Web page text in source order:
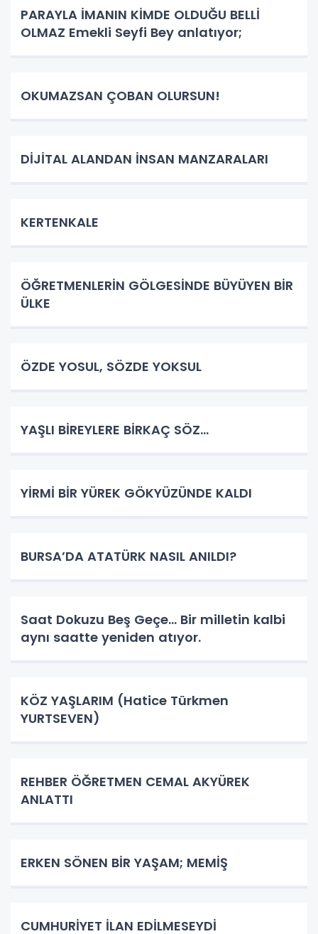
PARAYLA İMANIN KİMDE OLDUĞU BELLİ
OLMAZ Emekli Seyfi Bey anlatıyor;
OKUMAZSAN ÇOBAN OLURSUN!
DİJİTAL ALANDAN İNSAN MANZARALARI
KERTENKALE
ÖĞRETMENLERİN GÖLGESİNDE BÜYÜYEN BİR
ÜLKE
ÖZDE YOSUL, SÖZDE YOKSUL
YAŞLI BİREYLERE BİRKAÇ SÖZ…
YİRMİ BİR YÜREK GÖKYÜZÜNDE KALDI
BURSA’DA ATATÜRK NASIL ANILDI?
Saat Dokuzu Beş Geçe… Bir milletin kalbi
aynı saatte yeniden atıyor.
KÖZ YAŞLARIM (Hatice Türkmen
YURTSEVEN)
REHBER ÖĞRETMEN CEMAL AKYÜREK
ANLATTI
ERKEN SÖNEN BİR YAŞAM; MEMİŞ
CUMHURİYET İLAN EDİLMESEYDİ